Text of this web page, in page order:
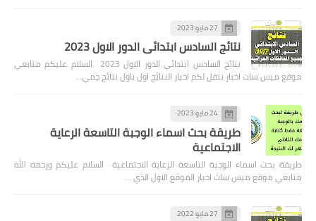
27 مايو 2023
نتائج السادس ابتدائي الدور الاول 2023
نتائج السادس ابتدائي الدور الاول 2023 السلام عليكم متابعي
موقع ميس سات اخبار ننقل لكم اخبار النتائج اول باول نتائج جمي…
24 مايو 2023
طريقة بحث اسماء الوجبة التاسعة الرعاية
الاجتماعية
طريقة بحث اسماء الوجبة التاسعة الرعاية الاجتماعية السلام عليكم ورحمه الله
متابعي موقع ميس سات اخبار الموقع الاول الذي …
27 مايو 2022